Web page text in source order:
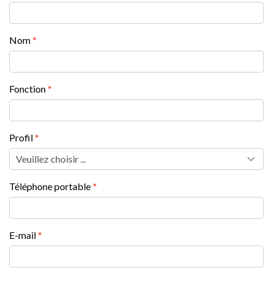
Nom
Fonction
Profil
Téléphone portable
E-mail